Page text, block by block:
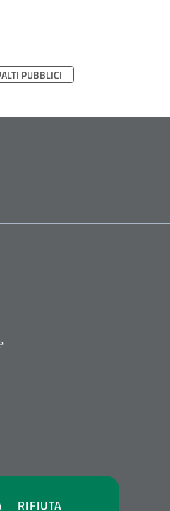
COOKIES
RIFIUTA
PUBBLICI